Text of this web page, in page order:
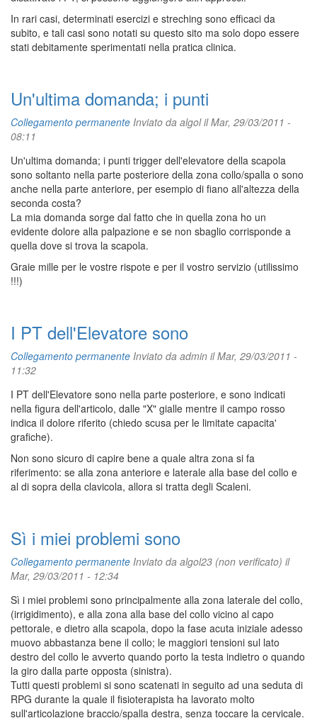
In rari casi, determinati esercizi e streching sono efficaci da
subito, e tali casi sono notati su questo sito ma solo dopo essere
stati debitamente sperimentati nella pratica clinica.
Un'ultima domanda; i punti
Collegamento permanente Inviato da algolil Mar, 29/03/2011 -
08:11
Un'ultima domanda; i punti trigger dell'elevatore della scapola
sono soltanto nella parte posteriore della zona collo/spalla o sono
anche nella parte anteriore, per esempio di fiano all'altezza della
seconda costa?
La mia domanda sorge dal fatto che in quella zona ho un
evidente dolore alla palpazione e se non sbaglio corrisponde a
quella dove si trova la scapola.
Graie mille per le vostre rispote e per il vostro servizio (utilissimo
!!!)
I PT dell'Elevatore sono
Collegamento permanente Inviato da admin il Mar, 29/03/2011 -
11:32
I PT dell'Elevatore sono nella parte posteriore, e sono indicati
nella figura dell'articolo, dalle "X" gialle mentre il campo rosso
indica il dolore riferito (chiedo scusa per le limitate capacita'
grafiche).
Non sono sicuro di capire bene a quale altra zona si fa
riferimento: se alla zona anteriore e laterale alla base del collo e
al di sopra della clavicola, allora si tratta degli Scaleni.
Sì i miei problemi sono
Collegamento permanente Inviato da algol23 (non verificato) il
Mar, 29/03/2011 - 12:34
Sì i miei problemi sono principalmente alla zona laterale del collo,
(irrigidimento), e alla zona alla base del collo vicino al capo
pettorale, e dietro alla scapola, dopo la fase acuta iniziale adesso
muovo abbastanza bene il collo; le maggiori tensioni sul lato
destro del collo le avverto quando porto la testa indietro o quando
la giro dalla parte opposta (sinistra).
Tutti questi problemi si sono scatenati in seguito ad una seduta di
RPG durante la quale il fisioterapista ha lavorato molto
sull'articolazione braccio/spalla destra, senza toccare la cervicale.